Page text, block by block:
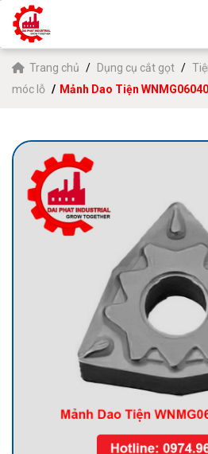
Trang chủ Dụng cụ cắt gọt
móc lỗ
Mảnh Dao Tiện